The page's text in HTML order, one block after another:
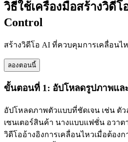
วิธีใช้เครื่องมือสร้างวิดีโ
Control
สร้างวิดีโอ AI ที่ควบคุมการเคลื่อนไ
ลองตอนนี้
ขั้นตอนที่ 1: อัปโหลดรูปภาพแล
อัปโหลดภาพตัวแบบที่ชัดเจน เช่น ตัว
เซนเตอร์สินค้า นางแบบแฟชั่น อวา
วิดีโออ้างอิงการเคลื่อนไหวเมื่อต้อง